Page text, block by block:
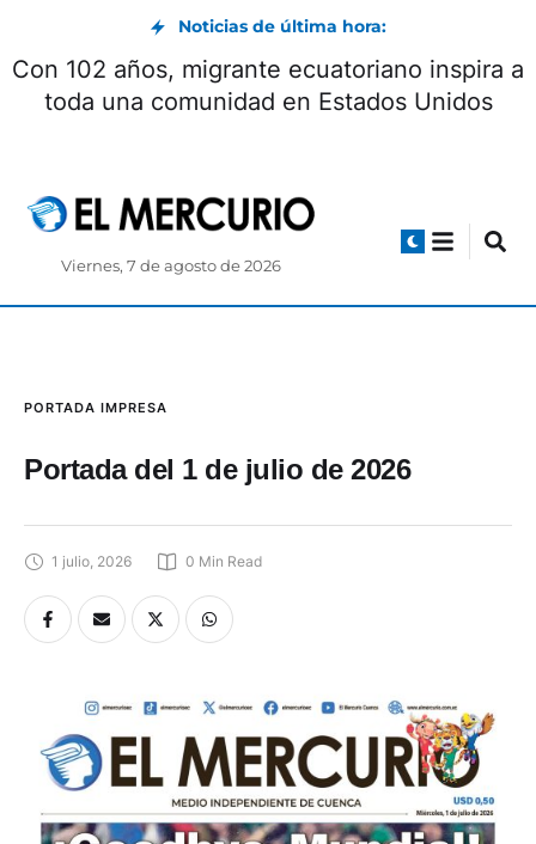
Noticias de última hora:
Con 102 años, migrante ecuatoriano inspira a
toda una comunidad en Estados Unidos
Viernes, 7 de agosto de 2026
PORTADA IMPRESA
Portada del 1 de julio de 2026
1 julio, 2026 0 Min Read